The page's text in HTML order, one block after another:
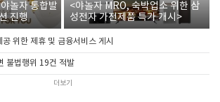
놀자 통합발
진행
<야놀자 MRO, 숙박업소 위한 삼
성전자 가전제품 특가 개시>
위한 제휴 및 금융서비스 게시
불법행위 19건 적발
더보기